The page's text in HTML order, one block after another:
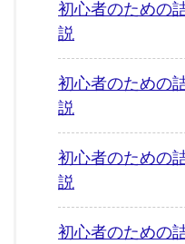
初心者のため
説
初心者のため
説
初心者のため
説
初心者のため